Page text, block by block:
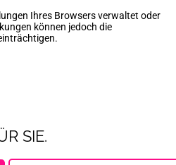
Ihres Browsers verwaltet oder
können jedoch die
SIE.